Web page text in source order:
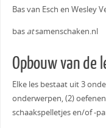
Bas van Esch en Wesley
bas atsamenschaken.nl
Opbouw van de
Elke les bestaat uit 3
onderwerpen, (2)
schaakspelletjes en/of -